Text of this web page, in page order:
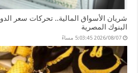
شريان الأسواق المالية.. تحركات سعر
البنوك المصرية
2026/08/07 5:03:45 مساءً